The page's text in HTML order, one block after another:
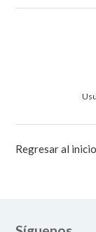
Regresar al inicio